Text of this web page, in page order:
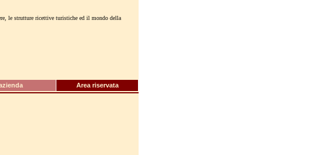
le strutture ricettive turistiche ed il mondo della
Area riservata